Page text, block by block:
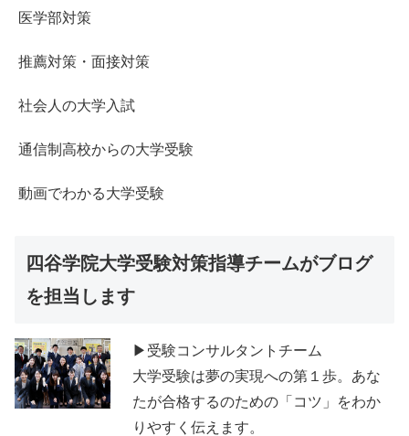
医学部対策
推薦対策・面接対策
社会人の大学入試
通信制高校からの大学受験
動画でわかる大学受験
四谷学院大学受験対策指導チームがブログ
を担当します
▶受験コンサルタントチーム
大学受験は夢の実現への第１歩。あな
たが合格するのための「コツ」をわか
りやすく伝えます。